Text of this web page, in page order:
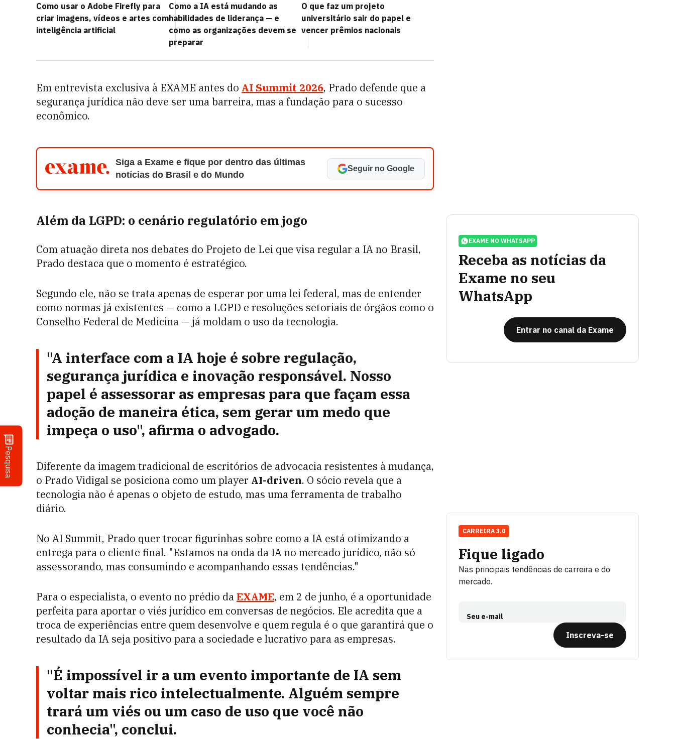
Pesquisa
Como usar o Adobe Firefly para
criar imagens, vídeos e artes com
inteligência artificial
Como a IA está mudando as
habilidades de liderança — e
como as organizações devem se
preparar
O que faz um projeto
universitário sair do papel e
vencer prêmios nacionais
Em entrevista exclusiva à EXAME antes do AI Summit 2026, Prado defende que a
segurança jurídica não deve ser uma barreira, mas a fundação para o sucesso
econômico.
Siga a Exame e fique por dentro das últimas
notícias do Brasil e do Mundo
Seguir no Google
Além da LGPD: o cenário regulatório em jogo
Com atuação direta nos debates do Projeto de Lei que visa regular a IA no Brasil,
Prado destaca que o momento é estratégico.
Segundo ele, não se trata apenas de esperar por uma lei federal, mas de entender
como normas já existentes — como a LGPD e resoluções setoriais de órgãos como o
Conselho Federal de Medicina — já moldam o uso da tecnologia.
"A interface com a IA hoje é sobre regulação,
segurança jurídica e inovação responsável. Nosso
papel é assessorar as empresas para que façam essa
adoção de maneira ética, sem gerar um medo que
impeça o uso", afirma o advogado.
Diferente da imagem tradicional de escritórios de advocacia resistentes à mudança,
o Prado Vidigal se posiciona como um player AI-driven. O sócio revela que a
tecnologia não é apenas o objeto de estudo, mas uma ferramenta de trabalho
diário.
No AI Summit, Prado quer trocar figurinhas sobre como a IA está otimizando a
entrega para o cliente final. "Estamos na onda da IA no mercado jurídico, não só
assessorando, mas consumindo e acompanhando essas tendências."
Para o especialista, o evento no prédio daEXAME, em 2 de junho, é a oportunidade
perfeita para aportar o viés jurídico em conversas de negócios. Ele acredita que a
troca de experiências entre quem desenvolve e quem regula é o que garantirá que o
resultado da IA seja positivo para a sociedade e lucrativo para as empresas.
"É impossível ir a um evento importante de IA sem
voltar mais rico intelectualmente. Alguém sempre
trará um viés ou um caso de uso que você não
conhecia", conclui.
EXAME NO WHATSAPP
Receba as notícias da
Exame no seu
WhatsApp
Entrar no canal da Exame
Fique ligado
Nas principais tendências de carreira e do
mercado.
Seu e-mail
Inscreva-se
CARREIRA 3.0